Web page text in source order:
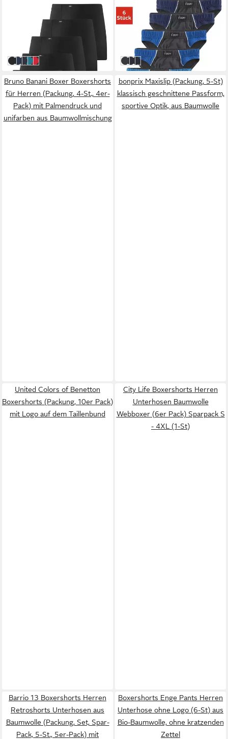
Langer Boxer (Packung, 5-
St) Boxershorts aus
Baumwolle mit langem Bein,
Logo am Bund
43,00 €
(7,00 €/ 1 Stk)
schwarz
blaulila, grau, blau, grün, grau
blau, hellblau, navy, petrol, dunkelpetrol
rot, dunkelblau, hellblau, grau, khaki
Slip (Packung, 6-St) mit
kontrastfarbenen Highlights
24,99 € 32,00 €
(4,17 €/ 1 Stk)
-22%
grau-blau
marine, grau
navy, grau
Bruno Banani Boxer Boxershorts
für Herren (Packung, 4-St., 4er-
Pack) mit Palmendruck und
unifarben aus Baumwollmischung
bonprix Maxislip (Packung, 5-St)
klassisch geschnittene Passform,
sportive Optik, aus Baumwolle
United Colors of Benetton
Boxershorts (Packung, 10er Pack)
mit Logo auf dem Taillenbund
City Life Boxershorts Herren
Unterhosen Baumwolle
Webboxer (6er Pack) Sparpack S
- 4XL (1-St)
Barrio 13 Boxershorts Herren
Retroshorts Unterhosen aus
Baumwolle (Packung, Set, Spar-
Pack, 5-St., 5er-Pack) mit
Boxershorts Enge Pants Herren
Unterhose ohne Logo (6-St) aus
Bio-Baumwolle, ohne kratzenden
Zettel